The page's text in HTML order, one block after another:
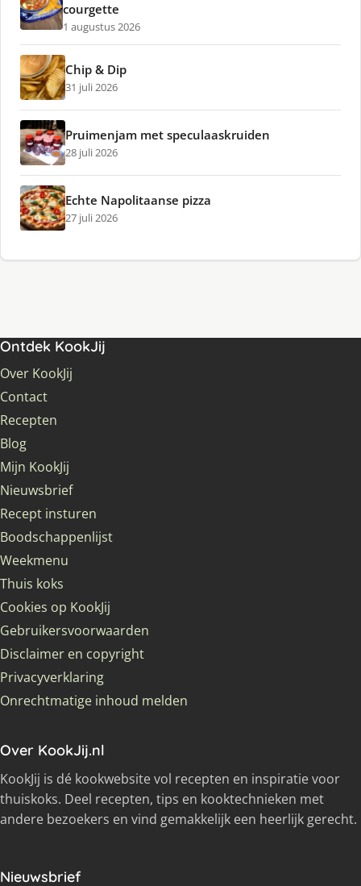
courgette
1 augustus 2026
Chip & Dip
31 juli 2026
Pruimenjam met speculaaskruiden
28 juli 2026
Echte Napolitaanse pizza
27 juli 2026
Ontdek KookJij
Over KookJij
Contact
Recepten
Blog
Mijn KookJij
Nieuwsbrief
Recept insturen
Boodschappenlijst
Weekmenu
Thuis koks
Cookies op KookJij
Gebruikersvoorwaarden
Disclaimer en copyright
Privacyverklaring
Onrechtmatige inhoud melden
Over KookJij.nl
KookJij is dé kookwebsite vol recepten en inspiratie voor
thuiskoks. Deel recepten, tips en kooktechnieken met
andere bezoekers en vind gemakkelijk een heerlijk gerecht.
Nieuwsbrief